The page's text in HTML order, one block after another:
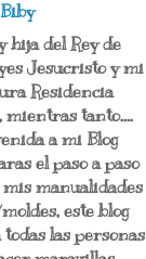
Biby
hija del Rey de
Jesucristo y mi
Residencia
mientras tanto....
a mi Blog
el paso a paso
mis manualidades
este blog
todas las personas